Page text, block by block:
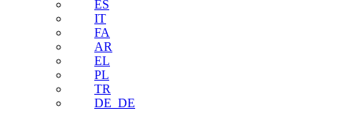
ES
IT
FA
AR
EL
PL
TR
DE_DE